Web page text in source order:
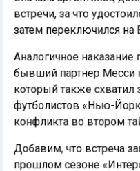
встречи, за что
затем переключился на
Аналогичное
бывший партнер Месси
который также
футболистов «Нью-
конфликта во втором
Добавим, что встреча
прошлом сезоне